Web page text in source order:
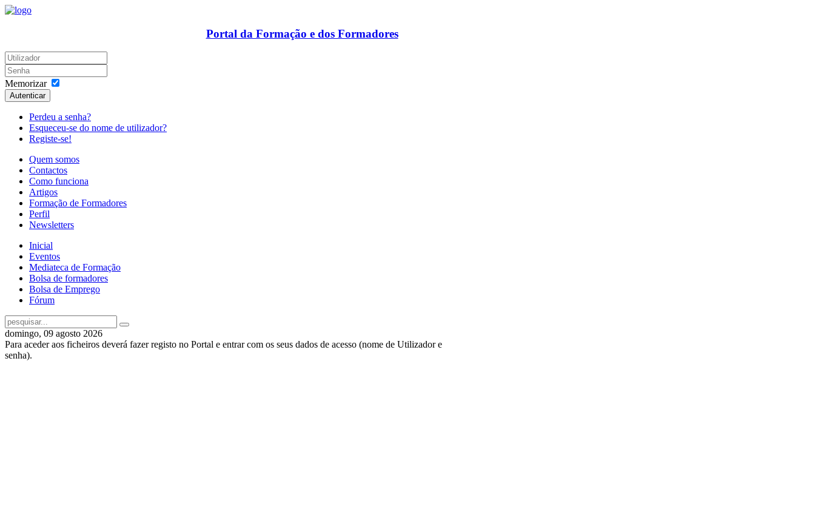
Portal da Formação e dos Formadores
Memorizar
Autenticar
Perdeu a senha?
Esqueceu-se do nome de utilizador?
Registe-se!
Quem somos
Contactos
Como funciona
Artigos
Formação de Formadores
Perfil
Newsletters
Inicial
Eventos
Mediateca de Formação
Bolsa de formadores
Bolsa de Emprego
Fórum
domingo, 09 agosto 2026
Para aceder aos ficheiros deverá fazer registo no Portal e entrar com os seus dados de acesso (nome de Utilizador e
senha).